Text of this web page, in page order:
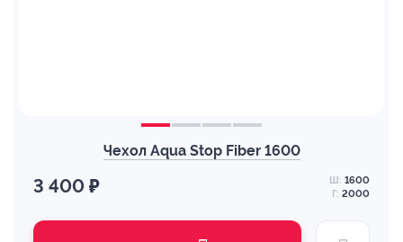
Чехол Aqua Stop Fiber 1600
3 400 ₽ Ш: 1600
Г: 2000